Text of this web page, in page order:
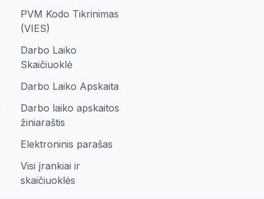
PVM Kodo Tikrinimas
(VIES)
Darbo Laiko
Skaičiuoklė
Darbo Laiko Apskaita
Darbo laiko apskaitos
žiniaraštis
Elektroninis parašas
Visi įrankiai ir
skaičiuoklės